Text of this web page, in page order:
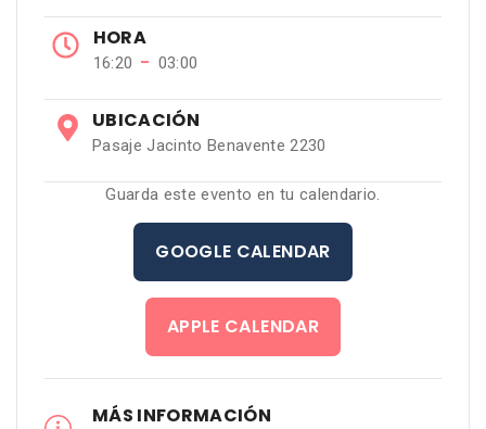
HORA
16:20 − 03:00
UBICACIÓN
Pasaje Jacinto Benavente 2230
Guarda este evento en tu calendario.
GOOGLE CALENDAR
APPLE CALENDAR
MÁS INFORMACIÓN